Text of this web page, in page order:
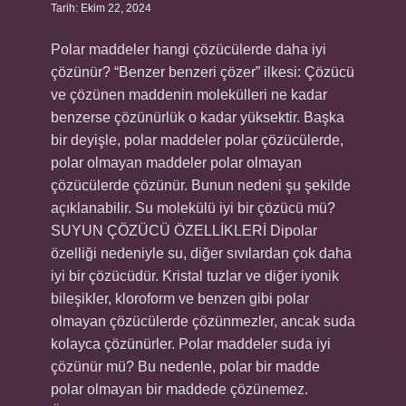
Tarih: Ekim 22, 2024
Polar maddeler hangi çözücülerde daha iyi
çözünür? “Benzer benzeri çözer” ilkesi: Çözücü
ve çözünen maddenin molekülleri ne kadar
benzerse çözünürlük o kadar yüksektir. Başka
bir deyişle, polar maddeler polar çözücülerde,
polar olmayan maddeler polar olmayan
çözücülerde çözünür. Bunun nedeni şu şekilde
açıklanabilir. Su molekülü iyi bir çözücü mü?
SUYUN ÇÖZÜCÜ ÖZELLİKLERİ Dipolar
özelliği nedeniyle su, diğer sıvılardan çok daha
iyi bir çözücüdür. Kristal tuzlar ve diğer iyonik
bileşikler, kloroform ve benzen gibi polar
olmayan çözücülerde çözünmezler, ancak suda
kolayca çözünürler. Polar maddeler suda iyi
çözünür mü? Bu nedenle, polar bir madde
polar olmayan bir maddede çözünemez.